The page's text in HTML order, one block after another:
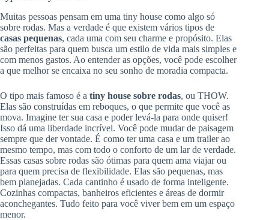
Muitas pessoas pensam em uma tiny house como algo só
sobre rodas. Mas a verdade é que existem vários tipos de
casas pequenas, cada uma com seu charme e propósito. Elas
são perfeitas para quem busca um estilo de vida mais simples e
com menos gastos. Ao entender as opções, você pode escolher
a que melhor se encaixa no seu sonho de moradia compacta.
O tipo mais famoso é a tiny house sobre rodas, ou THOW.
Elas são construídas em reboques, o que permite que você as
mova. Imagine ter sua casa e poder levá-la para onde quiser!
Isso dá uma liberdade incrível. Você pode mudar de paisagem
sempre que der vontade. É como ter uma casa e um trailer ao
mesmo tempo, mas com todo o conforto de um lar de verdade.
Essas casas sobre rodas são ótimas para quem ama viajar ou
para quem precisa de flexibilidade. Elas são pequenas, mas
bem planejadas. Cada cantinho é usado de forma inteligente.
Cozinhas compactas, banheiros eficientes e áreas de dormir
aconchegantes. Tudo feito para você viver bem em um espaço
menor.